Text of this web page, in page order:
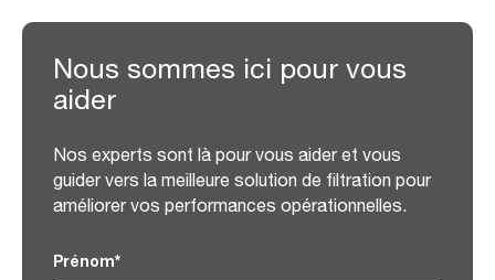
Nous sommes ici pour vous
aider
Nos experts sont là pour vous aider et vous
guider vers la meilleure solution de filtration pour
améliorer vos performances opérationnelles.
Prénom*